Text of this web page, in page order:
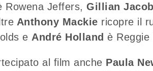
Rowena Jeffers, Gillian
Anthony Mackie ricopre il
e André Holland è Reggie
al film anche Paula